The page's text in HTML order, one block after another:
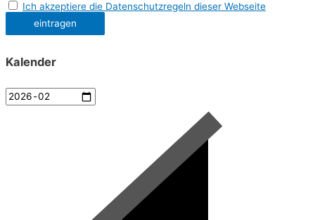
Ich akzeptiere die Datenschutzregeln dieser Webseite
Kalender